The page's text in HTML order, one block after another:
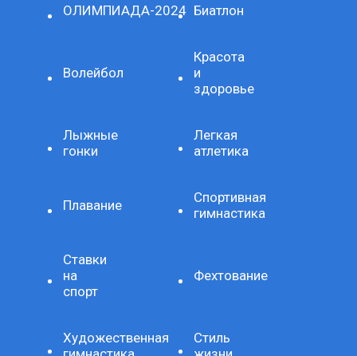
ОЛИМПИАДА-2024 Биатлон
Волейбол
Красота
и
здоровье
Лыжные
гонки
Легкая
атлетика
Плавание
Спортивная
гимнастика
Ставки
на
спорт
Фехтование
Художественная
Стиль